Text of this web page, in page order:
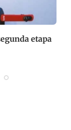
etapa